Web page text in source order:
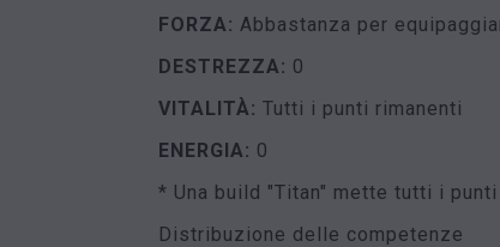
FORZA: Abbastanza per
DESTREZZA: 0
VITALITÀ: Tutti i punti rimanenti
ENERGIA: 0
* Una build "Titan" mette tutti i
Distribuzione delle competenze